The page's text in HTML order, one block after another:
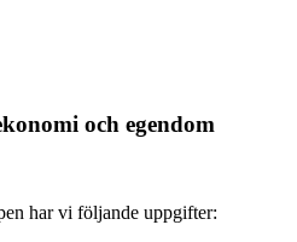
och egendom
har vi följande uppgifter: